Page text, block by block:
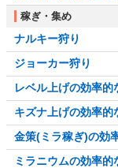
稼ぎ・集め
ナルキー狩り
ジョーカー狩り
レベル上げの効率的
キズナ上げの効率的
金策(ミラ稼ぎ)の効
ミラニウムの効率的